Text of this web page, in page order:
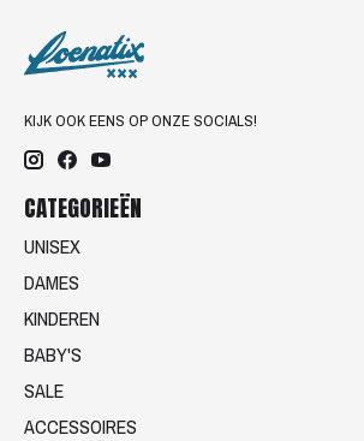
KIJK OOK EENS OP ONZE SOCIALS!
CATEGORIEËN
UNISEX
DAMES
KINDEREN
BABY'S
SALE
ACCESSOIRES